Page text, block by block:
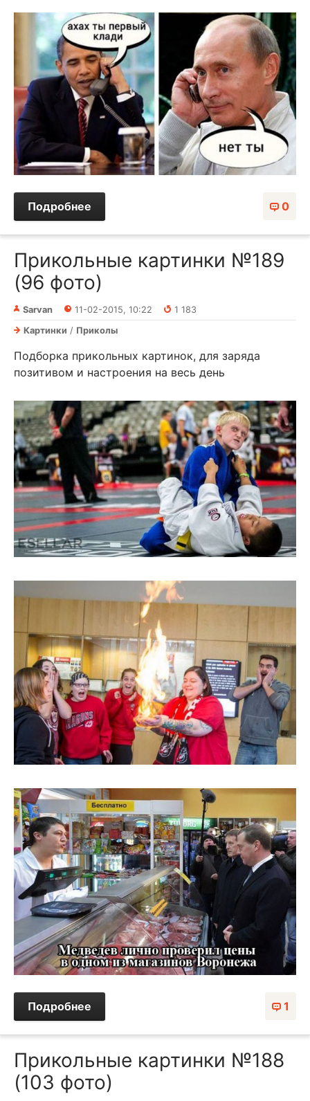
0
Подробнее
Прикольные картинки №189
(96 фото)
Sarvan 11-02-2015, 10:22
1 183
Картинки / Приколы
Подборка прикольных картинок, для заряда
позитивом и настроения на весь день
1
Подробнее
Прикольные картинки №188
(103 фото)